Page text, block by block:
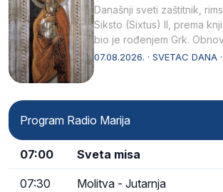
Današnji sveti zaštitnik,
Siksto (Sixtus) II, prema
bio je rođenjem Grk.
afričkim…
07.08.2026. · SVETAC DANA ·
Program Radio Marija
07:00 Sveta misa
07:30 Molitva - Jutarnja